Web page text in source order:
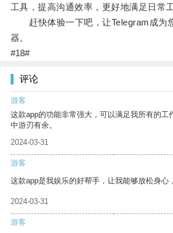
工具，提高沟通效率，更好地满足日常
赶快体验一下吧，让Telegram成为
器。
#18#
评论
游客
这款app的功能非常强大，可以满足我所有的工
中游刃有余。
2024-03-31
游客
这款app是我娱乐的好帮手，让我能够放松身心
2024-03-31
游客